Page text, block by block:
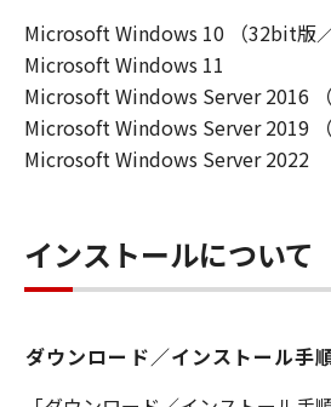
Microsoft Windows 10 （32bit版
Microsoft Windows 11
Microsoft Windows Server 2016
Microsoft Windows Server 2019
Microsoft Windows Server 2022
インストールについて
ダウンロード／インストール手